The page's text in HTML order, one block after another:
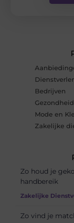
Bedrijven
Gezondheid
Mode en
Zakelijke
Zo houd je
handbereik
Zakelijke
Zo vind je